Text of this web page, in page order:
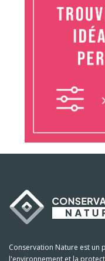
Conservation Nature est un